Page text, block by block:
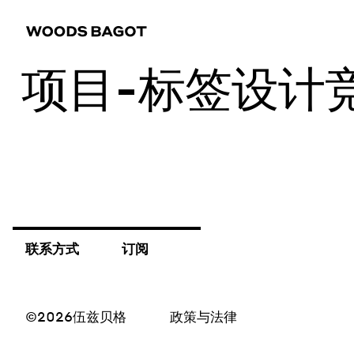
项目-标签设计
联系方式 订阅
©2026伍兹贝格 政策与法律